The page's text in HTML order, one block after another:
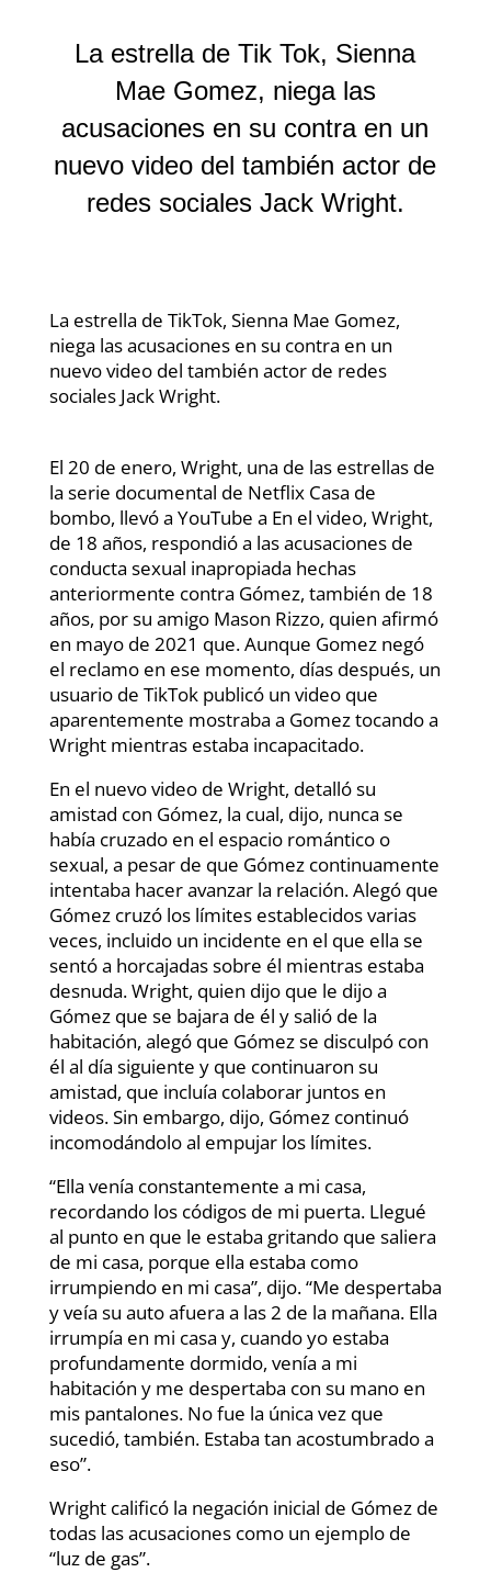
La estrella de Tik Tok, Sienna
Mae Gomez, niega las
acusaciones en su contra en un
nuevo video del también actor de
redes sociales Jack Wright.
La estrella de TikTok, Sienna Mae Gomez,
niega las acusaciones en su contra en un
nuevo video del también actor de redes
sociales Jack Wright.
El 20 de enero, Wright, una de las estrellas de
la serie documental de Netflix Casa de
bombo, llevó a YouTube a En el video, Wright,
de 18 años, respondió a las acusaciones de
conducta sexual inapropiada hechas
anteriormente contra Gómez, también de 18
años, por su amigo Mason Rizzo, quien afirmó
en mayo de 2021 que. Aunque Gomez negó
el reclamo en ese momento, días después, un
usuario de TikTok publicó un video que
aparentemente mostraba a Gomez tocando a
Wright mientras estaba incapacitado.
En el nuevo video de Wright, detalló su
amistad con Gómez, la cual, dijo, nunca se
había cruzado en el espacio romántico o
sexual, a pesar de que Gómez continuamente
intentaba hacer avanzar la relación. Alegó que
Gómez cruzó los límites establecidos varias
veces, incluido un incidente en el que ella se
sentó a horcajadas sobre él mientras estaba
desnuda. Wright, quien dijo que le dijo a
Gómez que se bajara de él y salió de la
habitación, alegó que Gómez se disculpó con
él al día siguiente y que continuaron su
amistad, que incluía colaborar juntos en
videos. Sin embargo, dijo, Gómez continuó
incomodándolo al empujar los límites.
“Ella venía constantemente a mi casa,
recordando los códigos de mi puerta. Llegué
al punto en que le estaba gritando que saliera
de mi casa, porque ella estaba como
irrumpiendo en mi casa”, dijo. “Me despertaba
y veía su auto afuera a las 2 de la mañana. Ella
irrumpía en mi casa y, cuando yo estaba
profundamente dormido, venía a mi
habitación y me despertaba con su mano en
mis pantalones. No fue la única vez que
sucedió, también. Estaba tan acostumbrado a
eso”.
Wright calificó la negación inicial de Gómez de
todas las acusaciones como un ejemplo de
“luz de gas”.